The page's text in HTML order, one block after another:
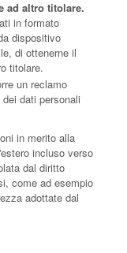
ad altro titolare.
in formato
dispositivo
di ottenerne il
titolare.
un reclamo
dati personali
in merito alla
incluso verso
dal diritto
come ad esempio
adottate dal